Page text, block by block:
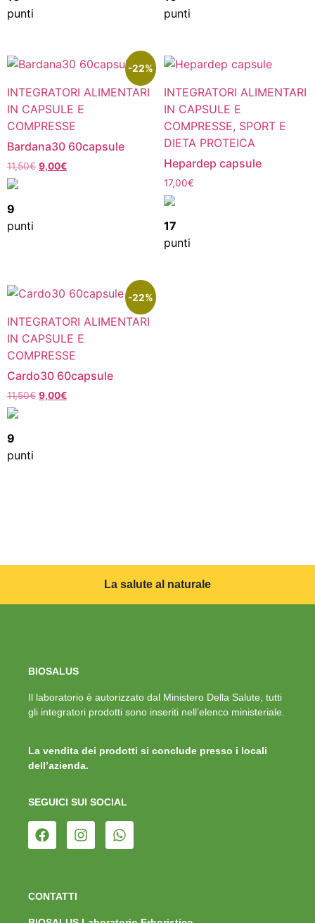
punti
punti
-22%
INTEGRATORI ALIMENTARI
IN CAPSULE E
COMPRESSE
Bardana30 60capsule
11,50€ 9,00€
9
punti
INTEGRATORI ALIMENTARI
IN CAPSULE E
COMPRESSE, SPORT E
DIETA PROTEICA
Hepardep capsule
17,00€
17
punti
-22%
INTEGRATORI ALIMENTARI
IN CAPSULE E
COMPRESSE
Cardo30 60capsule
11,50€ 9,00€
9
punti
La salute al naturale
BIOSALUS
Il laboratorio è autorizzato dal Ministero Della Salute, tutti
gli integratori prodotti sono inseriti nell’elenco ministeriale.
La vendita dei prodotti si conclude presso i locali
dell’azienda.
SEGUICI SUI SOCIAL
CONTATTI